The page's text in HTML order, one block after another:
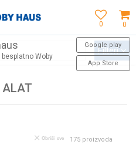
0
0
Woby
Google play
App Store
SVAKU KUPOVINU!
ALAT
Filteri
175 proizvoda
Obriši sve